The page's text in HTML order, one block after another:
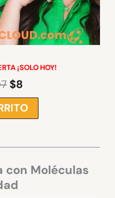
¡SOLO HOY!
El
precio
original
era:
$8El
precio
actual
es:
con Moléculas